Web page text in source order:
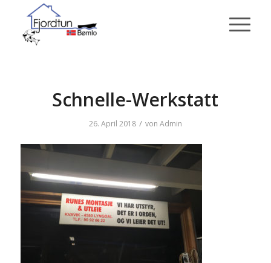
Schnelle-Werkstatt
26. April 2018 / von Admin